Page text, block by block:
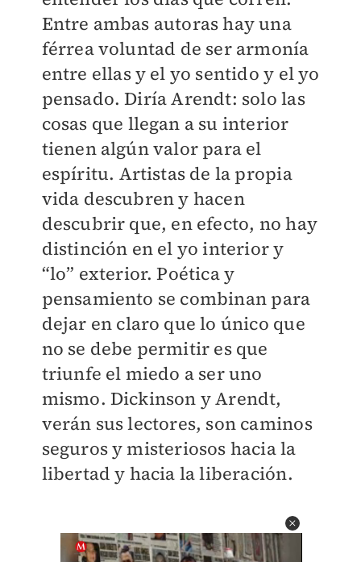
Entre ambas autoras hay una
férrea voluntad de ser armonía
entre ellas y el yo sentido y el yo
pensado. Diría Arendt: solo las
cosas que llegan a su interior
tienen algún valor para el
espíritu. Artistas de la propia
vida descubren y hacen
descubrir que, en efecto, no hay
distinción en el yo interior y
“lo” exterior. Poética y
pensamiento se combinan para
dejar en claro que lo único que
no se debe permitir es que
triunfe el miedo a ser uno
mismo. Dickinson y Arendt,
verán sus lectores, son caminos
seguros y misteriosos hacia la
libertad y hacia la liberación.